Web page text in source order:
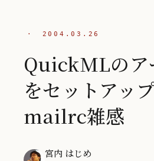
· 2004.03.26
QuickMLのア
をセットアッ
mailrc雑感
宮内 はじめ